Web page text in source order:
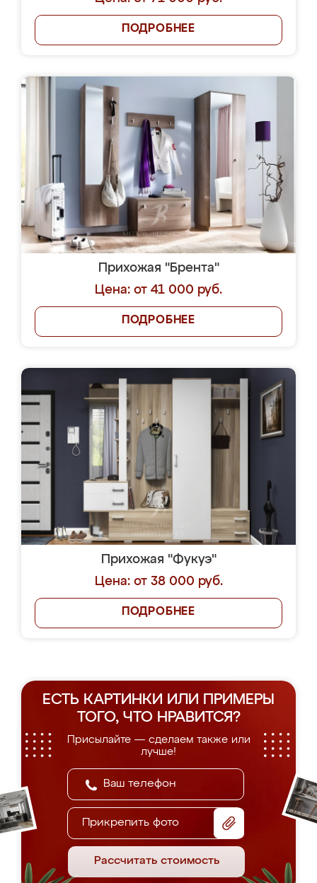
ПОДРОБНЕЕ
Прихожая "Брента"
Цена: от 41 000 руб.
ПОДРОБНЕЕ
Прихожая "Фукуэ"
Цена: от 38 000 руб.
ПОДРОБНЕЕ
ЕСТЬ КАРТИНКИ ИЛИ ПРИМЕРЫ
ТОГО, ЧТО НРАВИТСЯ?
Присылайте — сделаем также или
лучше!
Прикрепить фото
Рассчитать стоимость